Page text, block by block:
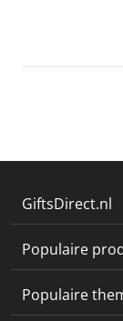
GiftsDirect.nl
Populaire
Populaire